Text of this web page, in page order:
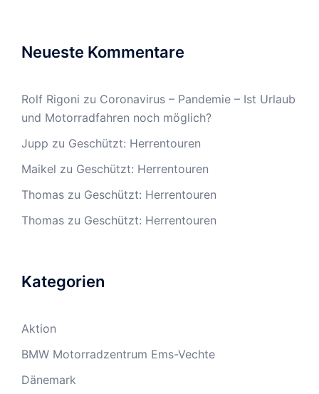
Neueste Kommentare
Rolf Rigoni zu Coronavirus – Pandemie – Ist Urlaub
und Motorradfahren noch möglich?
Jupp zu Geschützt: Herrentouren
Maikel zu Geschützt: Herrentouren
Thomas zu Geschützt: Herrentouren
Thomas zu Geschützt: Herrentouren
Kategorien
Aktion
BMW Motorradzentrum Ems-Vechte
Dänemark